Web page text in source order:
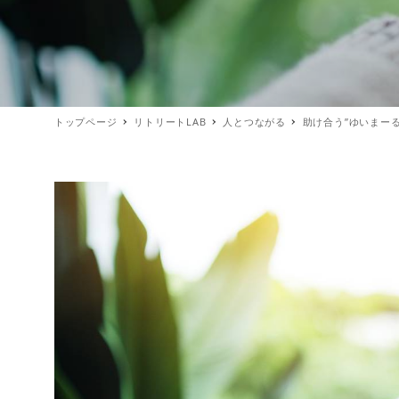
トップページ リトリートLAB 人とつながる 助け合う”ゆいまー